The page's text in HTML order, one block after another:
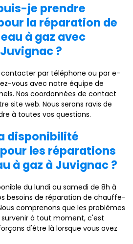
je prendre
la réparation de
à gaz avec
?
contacter par téléphone ou par e-
vous avec notre équipe de
Nos coordonnées de contact
site web. Nous serons ravis de
à toutes vos questions.
disponibilité
les réparations
à gaz à Juvignac ?
du lundi au samedi de 8h à
besoins de réparation de chauffe-
comprenons que les problèmes
à tout moment, c'est
d'être là lorsque vous avez